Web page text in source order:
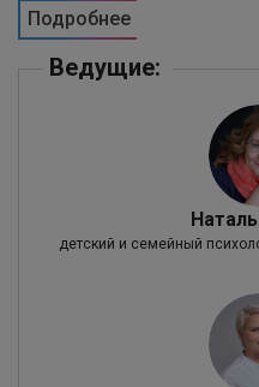
Подробнее
Ведущие:
детский и семейный